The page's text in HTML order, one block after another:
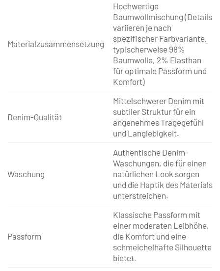
Materialzusammensetzung
Hochwertige
Baumwollmischung (Details
variieren je nach
spezifischer Farbvariante,
typischerweise 98%
Baumwolle, 2% Elasthan
für optimale Passform und
Komfort)
Denim-Qualität
Mittelschwerer Denim mit
subtiler Struktur für ein
angenehmes Tragegefühl
und Langlebigkeit.
Waschung
Authentische Denim-
Waschungen, die für einen
natürlichen Look sorgen
und die Haptik des Materials
unterstreichen.
Passform
Klassische Passform mit
einer moderaten Leibhöhe,
die Komfort und eine
schmeichelhafte Silhouette
bietet.